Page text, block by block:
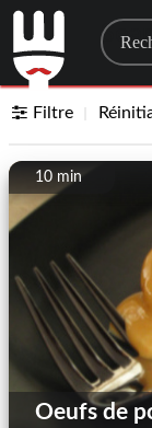
Filtre
10 min
Oeufs de